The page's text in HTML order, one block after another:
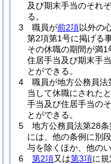
及び期末手当のそれ
る。
3
職員が前2項以外の
第2項第1号に掲げる
その休職の期間が満1
住居手当及び期末手
とができる。
4
職員が地方公務員
当して休職にされた
手当及び住居手当の
とができる。
5
地方公務員法第28
には、他の条例に別
与を除くほか、他の
6
第2項又は第3項に規